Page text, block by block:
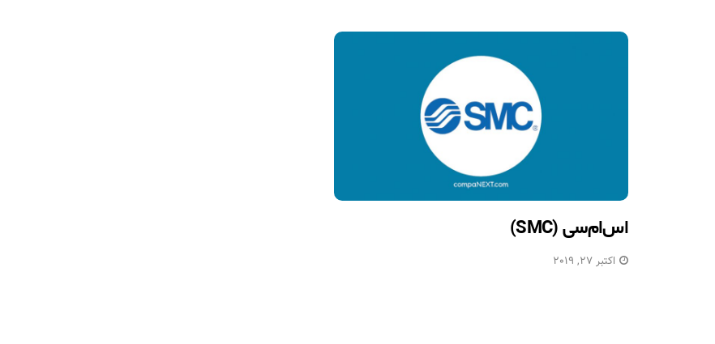
اس‌ام‌سی (SMC)
اکتبر 27, 2019